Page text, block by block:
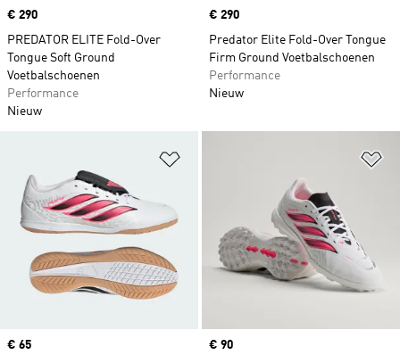
Price
€ 290
PREDATOR ELITE Fold-Over
Tongue Soft Ground
Voetbalschoenen
Performance
Nieuw
Price
€ 290
Predator Elite Fold-Over Tongue
Firm Ground Voetbalschoenen
Performance
Nieuw
Price
€ 65
Price
€ 90